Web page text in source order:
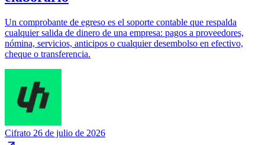
Un comprobante de egreso es el soporte contable que respalda
cualquier salida de dinero de una empresa: pagos a proveedores,
nómina, servicios, anticipos o cualquier desembolso en efectivo,
cheque o transferencia.
Cifrato 26 de julio de 2026